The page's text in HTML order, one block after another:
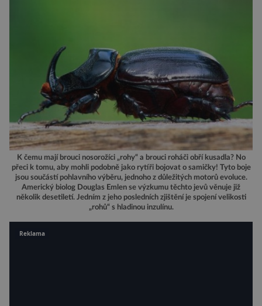
K čemu mají brouci nosorožíci „rohy“ a brouci roháči obří kusadla? No
přeci k tomu, aby mohli podobně jako rytíři bojovat o samičky! Tyto boje
jsou součástí pohlavního výběru, jednoho z důležitých motorů evoluce.
Americký biolog Douglas Emlen se výzkumu těchto jevů věnuje již
několik desetiletí. Jedním z jeho posledních zjištění je spojení velikosti
„rohů“ s hladinou inzulínu.
Reklama